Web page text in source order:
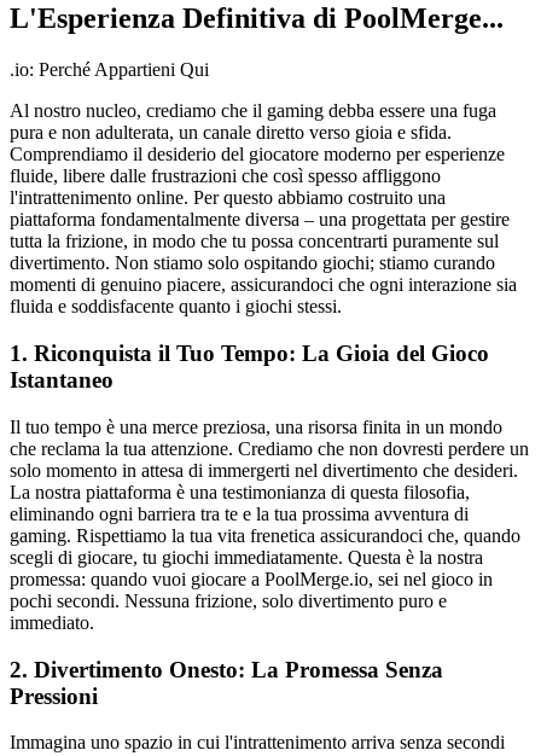
L'Esperienza Definitiva di PoolMerge...
.io: Perché Appartieni Qui
Al nostro nucleo, crediamo che il gaming debba essere una fuga
pura e non adulterata, un canale diretto verso gioia e sfida.
Comprendiamo il desiderio del giocatore moderno per esperienze
fluide, libere dalle frustrazioni che così spesso affliggono
l'intrattenimento online. Per questo abbiamo costruito una
piattaforma fondamentalmente diversa – una progettata per gestire
tutta la frizione, in modo che tu possa concentrarti puramente sul
divertimento. Non stiamo solo ospitando giochi; stiamo curando
momenti di genuino piacere, assicurandoci che ogni interazione sia
fluida e soddisfacente quanto i giochi stessi.
1. Riconquista il Tuo Tempo: La Gioia del Gioco
Istantaneo
Il tuo tempo è una merce preziosa, una risorsa finita in un mondo
che reclama la tua attenzione. Crediamo che non dovresti perdere un
solo momento in attesa di immergerti nel divertimento che desideri.
La nostra piattaforma è una testimonianza di questa filosofia,
eliminando ogni barriera tra te e la tua prossima avventura di
gaming. Rispettiamo la tua vita frenetica assicurandoci che, quando
scegli di giocare, tu giochi immediatamente. Questa è la nostra
promessa: quando vuoi giocare a PoolMerge.io, sei nel gioco in
pochi secondi. Nessuna frizione, solo divertimento puro e
immediato.
2. Divertimento Onesto: La Promessa Senza
Pressioni
Immagina uno spazio in cui l'intrattenimento arriva senza secondi